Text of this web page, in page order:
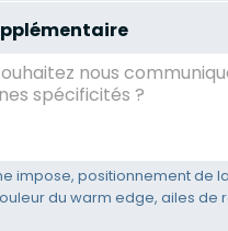
impose, positionnement de
du warm edge, ailes de